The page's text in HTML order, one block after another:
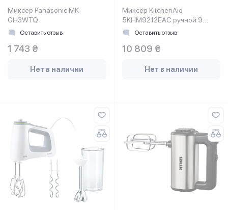
Миксер Panasonic MK-
GH3WTQ
Оставить отзыв
1 743 ₴
Нет в наличии
Миксер KitchenAid
5KHM9212EAC ручной 9
скоростей кремовый
Оставить отзыв
10 809 ₴
Нет в наличии